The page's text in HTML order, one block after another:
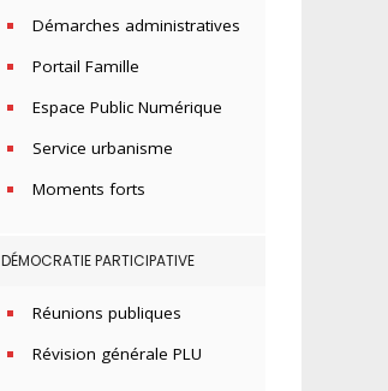
Démarches administratives
Portail Famille
Espace Public Numérique
Service urbanisme
Moments forts
DÉMOCRATIE PARTICIPATIVE
Réunions publiques
Révision générale PLU